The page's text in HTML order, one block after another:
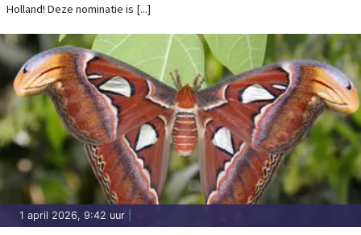
Holland! Deze nominatie is [...]
1 april 2026, 9:42 uur